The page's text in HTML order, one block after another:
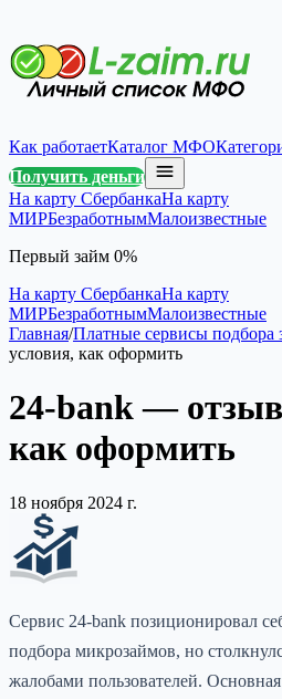
Как работаетКаталог МФО
Получить деньги
На карту СбербанкаНа карту
МИРБезработнымМалоизвестные
Первый займ 0%
На карту СбербанкаНа карту
МИРБезработнымМалоизвестные
Главная/Платные сервисы подбора
условия, как оформить
24-bank —
как оформить
18 ноября 2024 г.
Сервис 24-bank позиционировал
подбора микрозаймов, но
жалобами пользователей.